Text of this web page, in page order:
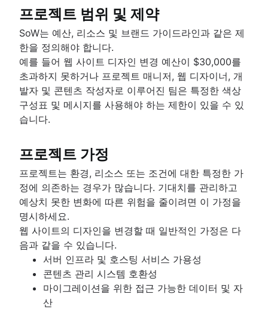
순 추천 고객 점수
제품 비평
제품 우선 순위 지정 프레임워크
제품 기능
제품 관리 도구
제품 수명 주기 관리
제품 로드맵 소프트웨어
제품 제공 체크리스트
제품 운영
제품 포트폴리오 관리
AI 제품 관리
Growth 제품 관리
제품 메트릭
제품 릴리스
기능 요청
제품 출시
제품 제공 타임라인
제품 계획
제품 제공 이벤트
애자일 확장의 기본 그 이상
기술 부채
애자일 테스트
인시던트 대응
지속적 통합
소프트웨어 개발 수명 주기
버그 분류
소프트웨어 배포
Adaptive software development
마케팅 운영
원격 팀
애자일 전문가
릴리스가 준비된 팀
Agilent의 애자일 여정
Jira Advanced Roadmaps
Twitter의 Jira 활용법
애자일 자습서
Jira 자습서
Jira 및 Confluence를 사용한 스프린트 개선
Jira의 스크럼
Jira의 고급 스크럼
Jira의 칸반
Jira의 에픽
Jira의 버전
Jira의 이슈
Jira의 번다운 차트
Jira에서 하위 작업 자동 만들기
Jira에서 자동 이슈 할당
Jira에서 에픽 및 스토리 동기화
Jira에서 이슈 에스컬레이션
애자일 대화
Jira의 애자일 대화
마케팅 애질리티
애자일 고객 조사
크게 생각하고 작게 나누어 작업하기
애자일 코치 소개
애자일 코치 팀
모든 문서
프로젝트 범위 및 제약
SoW는 예산, 리소스 및 브랜드 가이드라인과 같은 제
한을 정의해야 합니다.
예를 들어 웹 사이트 디자인 변경 예산이 $30,000를
초과하지 못하거나 프로젝트 매니저, 웹 디자이너, 개
발자 및 콘텐츠 작성자로 이루어진 팀은 특정한 색상
구성표 및 메시지를 사용해야 하는 제한이 있을 수 있
습니다.
프로젝트 가정
프로젝트는 환경, 리소스 또는 조건에 대한 특정한 가
정에 의존하는 경우가 많습니다. 기대치를 관리하고
예상치 못한 변화에 따른 위험을 줄이려면 이 가정을
명시하세요.
웹 사이트의 디자인을 변경할 때 일반적인 가정은 다
음과 같을 수 있습니다.
서버 인프라 및 호스팅 서비스 가용성
콘텐츠 관리 시스템 호환성
마이그레이션을 위한 접근 가능한 데이터 및 자
산